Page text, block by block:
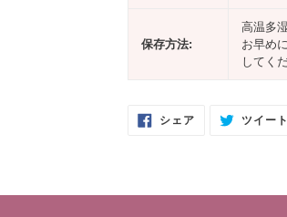
保存方法:
高温多
お早め
してく
シェアFACEBOOKツイート